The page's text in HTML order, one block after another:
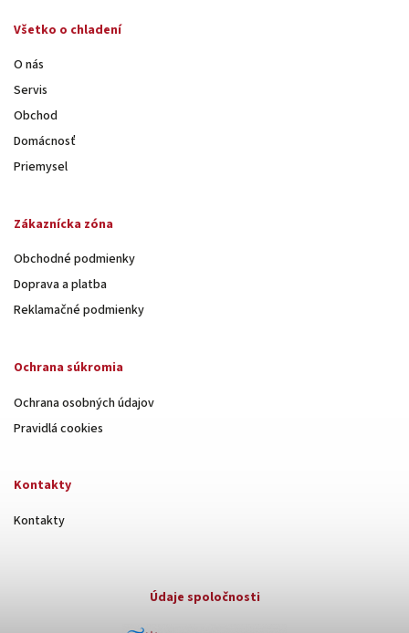
Všetko o chladení
O nás
Servis
Obchod
Domácnosť
Priemysel
Zákaznícka zóna
Obchodné podmienky
Doprava a platba
Reklamačné podmienky
Ochrana súkromia
Ochrana osobných údajov
Pravidlá cookies
Kontakty
Kontakty
Údaje spoločnosti